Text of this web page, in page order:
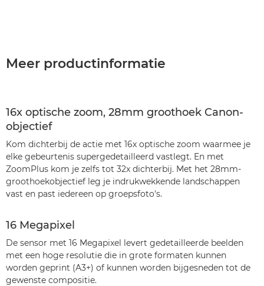
Meer productinformatie
16x optische zoom, 28mm groothoek Canon-
objectief
Kom dichterbij de actie met 16x optische zoom waarmee je
elke gebeurtenis supergedetailleerd vastlegt. En met
ZoomPlus kom je zelfs tot 32x dichterbij. Met het 28mm-
groothoekobjectief leg je indrukwekkende landschappen
vast en past iedereen op groepsfoto's.
16 Megapixel
De sensor met 16 Megapixel levert gedetailleerde beelden
met een hoge resolutie die in grote formaten kunnen
worden geprint (A3+) of kunnen worden bijgesneden tot de
gewenste compositie.